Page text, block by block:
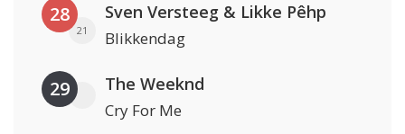
28
21
Sven Versteeg & Likke Pêhp
Blikkendag
29 The Weeknd
Cry For Me